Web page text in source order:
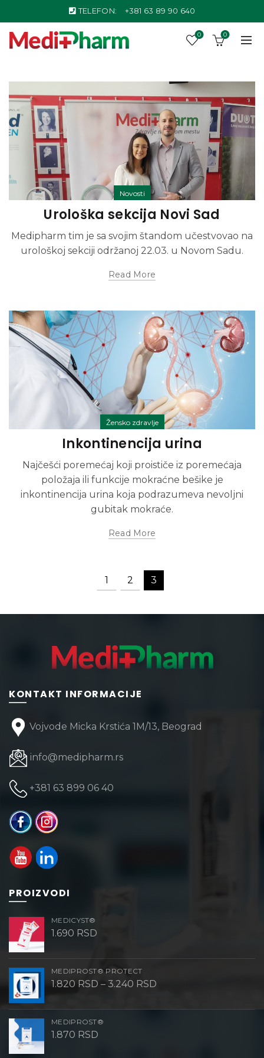
TELEFON: +381 63 89 90 640
0 0
Novosti
Urološka sekcija Novi Sad
Medipharm tim je sa svojim štandom učestvovao na
urološkoj sekciji održanoj 22.03. u Novom Sadu.
Read More
Žensko zdravlje
Inkontinencija urina
Najčešći poremećaj koji proističe iz poremećaja
položaja ili funkcije mokraćne bešike je
inkontinencija urina koja podrazumeva nevoljni
gubitak mokraće.
Read More
1 2 3
KONTAKT INFORMACIJE
Vojvode Micka Krstića 1M/13, Beograd
info@medipharm.rs
+381 63 899 06 40
PROIZVODI
MEDICYST®
1.690 RSD
MEDIPROST® PROTECT
1.820 RSD – 3.240 RSD
1.820 RSD
MEDIPROST®
1.870 RSD